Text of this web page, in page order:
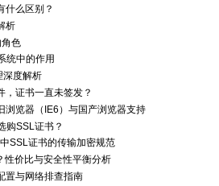
什么区别？
析
色
统中的作用
深度解析
，证书一直未签发？
浏览器（IE6）与国产浏览器支持
购SSL证书？
SSL证书的传输加密规范
性价比与安全性平衡分析
置与网络排查指南